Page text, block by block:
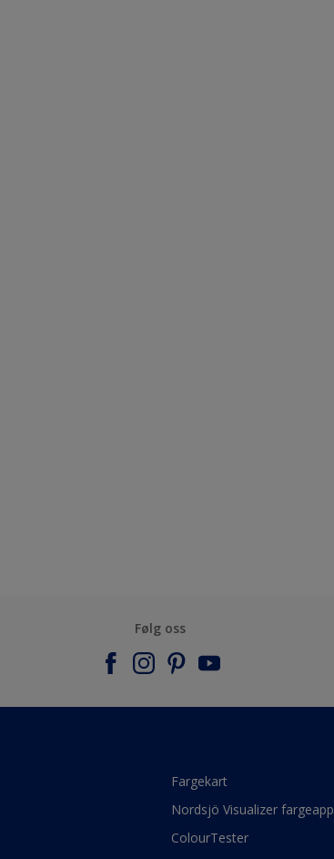
Følg oss
Fargekart
Nordsjö Visualizer fargeapp
ColourTester